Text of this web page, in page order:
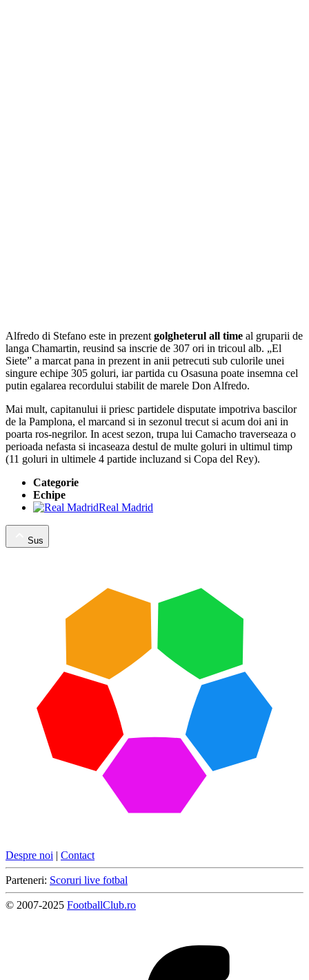
Alfredo di Stefano este in prezent golgheterul all time al gruparii de
langa Chamartin, reusind sa inscrie de 307 ori in tricoul alb. „El
Siete” a marcat pana in prezent in anii petrecuti sub culorile unei
singure echipe 305 goluri, iar partida cu Osasuna poate insemna cel
putin egalarea recordului stabilit de marele Don Alfredo.
Mai mult, capitanului ii priesc partidele disputate impotriva bascilor
de la Pamplona, el marcand si in sezonul trecut si acum doi ani in
poarta ros-negrilor. In acest sezon, trupa lui Camacho traverseaza o
perioada nefasta si incaseaza destul de multe goluri in ultimul timp
(11 goluri in ultimele 4 partide incluzand si Copa del Rey).
Categorie
Echipe
Real Madrid
Sus
Despre noi | Contact
Parteneri: Scoruri live fotbal
© 2007-2025 FootballClub.ro